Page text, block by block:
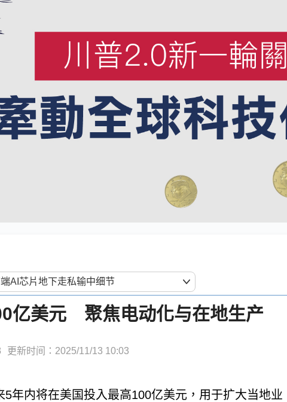
亿美元 聚焦电动化与在地生产
更新时间：2025/11/13 10:03
5年内将在美国投入最高100亿美元，用于扩大当地业